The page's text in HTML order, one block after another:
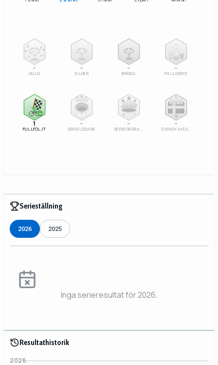
Serieställning
2026 2025
Inga serieresultat för 2026.
Resultathistorik
2026
–
GULD
–
SILVER
3
–
BRONS
–
PALLSERIE
100%
1
FULLFÖLJT
1
–
SERIELEDARE
–
SERIESEGRARE
SM
–
SVENSK MÄSTARE